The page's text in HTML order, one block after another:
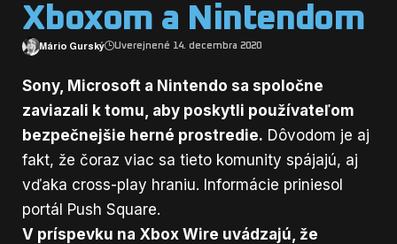
Xboxom a Nintendom
Mário Gurský Uverejnené 14. decembra 2020
Sony, Microsoft a Nintendo sa spoločne
zaviazali k tomu, aby poskytli používateľom
bezpečnejšie herné prostredie. Dôvodom je aj
fakt, že čoraz viac sa tieto komunity spájajú, aj
vďaka cross-play hraniu. Informácie priniesol
portál Push Square.
V príspevku na Xbox Wire uvádzajú, že